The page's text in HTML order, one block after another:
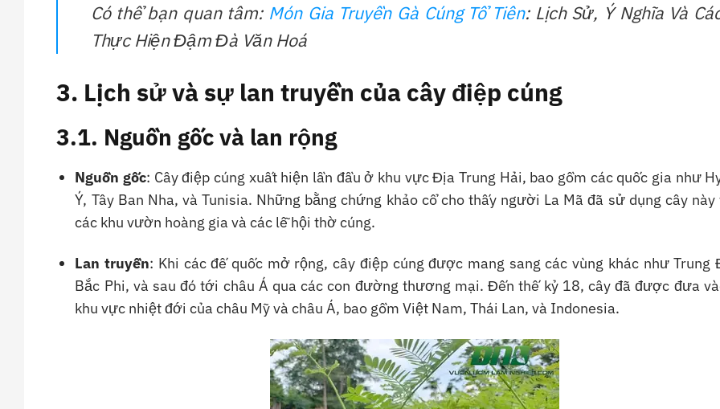
Có thể bạn quan tâm: Món Gia Truyền Gà Cúng Tổ Tiên: Lịch Sử, Ý Nghĩa Và
Thực Hiện Đậm Đà Văn Hoá
3. Lịch sử và sự lan truyền của cây điệp cúng
3.1. Nguồn gốc và lan rộng
Nguồn gốc: Cây điệp cúng xuất hiện lần đầu ở khu vực Địa Trung Hải, bao gồm các quốc gia như
Ý, Tây Ban Nha, và Tunisia. Những bằng chứng khảo cổ cho thấy người La Mã đã sử dụng cây này
các khu vườn hoàng gia và các lễ hội thờ cúng.
Lan truyền: Khi các đế quốc mở rộng, cây điệp cúng được mang sang các vùng khác như Trung
Bắc Phi, và sau đó tới châu Á qua các con đường thương mại. Đến thế kỷ 18, cây đã được đưa
khu vực nhiệt đới của châu Mỹ và châu Á, bao gồm Việt Nam, Thái Lan, và Indonesia.